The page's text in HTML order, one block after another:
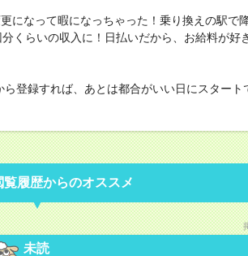
になって暇になっちゃった！乗り換えの駅で降
くらいの収入に！日払いだから、お給料が好
ら登録すれば、あとは都合がいい日にスタート
覧履歴からのオススメ
未読